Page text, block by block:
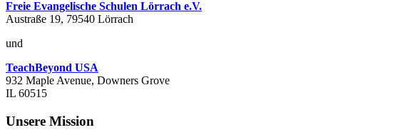
Freie Evangelische Schulen Lörrach e.V.
Austraße 19, 79540 Lörrach
und
TeachBeyond USA
932 Maple Avenue, Downers Grove
IL 60515
Unsere Mission